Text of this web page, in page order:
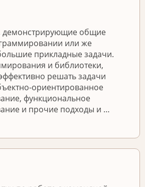
демонстрирующие общие
или же
прикладные задачи.
и библиотеки,
решать задачи
ориентированное
функциональное
и прочие подходы и …